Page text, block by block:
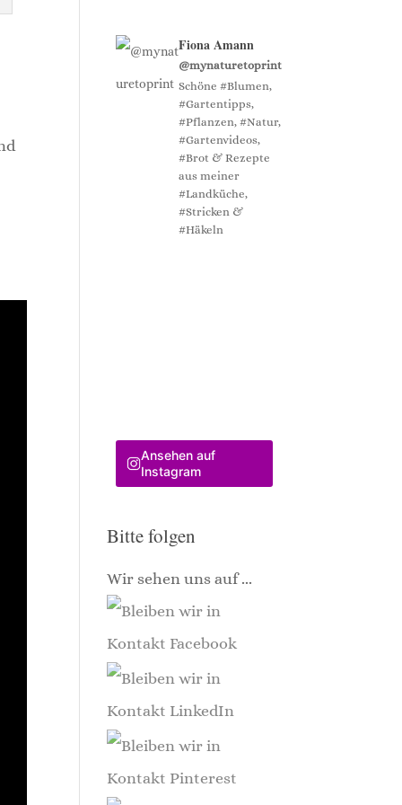
Fiona Amann
@mynaturetoprint
Schöne #Blumen,
#Gartentipps,
#Pflanzen, #Natur,
#Gartenvideos,
#Brot & Rezepte
aus meiner
#Landküche,
#Stricken &
#Häkeln
Ansehen auf
Instagram
Bitte folgen
Wir sehen uns auf ...